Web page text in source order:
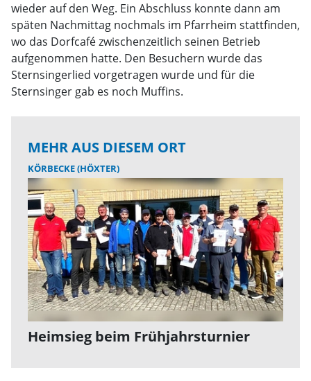
wieder auf den Weg. Ein Abschluss konnte dann am
späten Nachmittag nochmals im Pfarrheim stattfinden,
wo das Dorfcafé zwischenzeitlich seinen Betrieb
aufgenommen hatte. Den Besuchern wurde das
Sternsingerlied vorgetragen wurde und für die
Sternsinger gab es noch Muffins.
MEHR AUS DIESEM ORT
KÖRBECKE (HÖXTER)
Heimsieg beim Frühjahrsturnier